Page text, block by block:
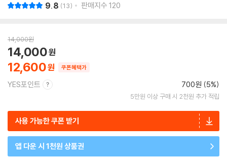
9.8 13 판매지수 120
14,000원
12,600
14,000
쿠폰혜택가
YES포인트 700원 (5%)
5만원 이상 구매 시 2천원 추가 적립
사용 가능한 쿠폰 받기
앱 다운 시 1천원 상품권